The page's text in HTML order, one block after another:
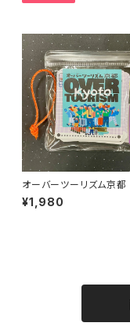
オーバーツーリズム京都
¥1,980